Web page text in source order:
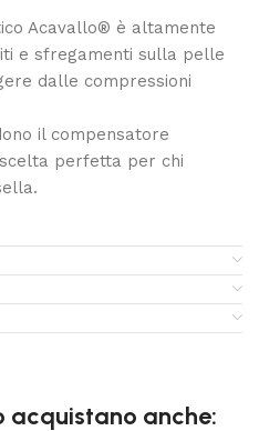
Acavallo® è altamente
e sfregamenti sulla pelle
dalle compressioni
il compensatore
perfetta per chi
acquistano anche: